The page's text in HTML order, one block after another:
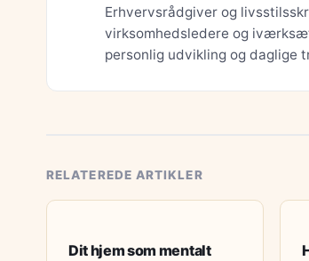
Erhvervsrådgiver og
virksomhedsledere og
personlig udvikling og daglige
RELATEREDE ARTIKLER
Dit hjem som mentalt